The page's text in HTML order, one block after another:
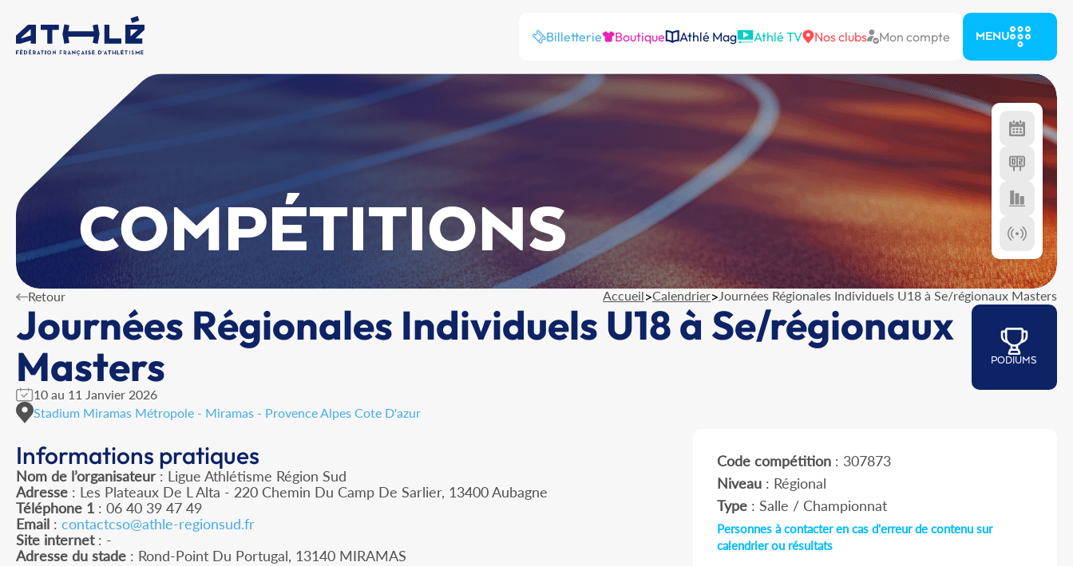
Billetterie Boutique Athlé Mag Athlé TV Nos clubs Mon compte MENU
COMPÉTITIONS
Retour Accueil>Calendrier>Journées Régionales Individuels U18 à Se/régionaux Masters
Journées Régionales Individuels U18 à Se/régionaux
Masters
10 au 11 Janvier 2026
Stadium Miramas Métropole - Miramas - Provence Alpes Cote D'azur
PODIUMS
Informations pratiques
Nom de l’organisateur : Ligue Athlétisme Région Sud
Adresse : Les Plateaux De L Alta - 220 Chemin Du Camp De Sarlier, 13400 Aubagne
Téléphone 1 : 06 40 39 47 49
Email : contactcso@athle-regionsud.fr
Site internet: -
Adresse du stade : Rond-Point Du Portugal, 13140 MIRAMAS
Code compétition: 307873
Niveau: Régional
Type: Salle / Championnat
Personnes à contacter en cas d'erreur de contenu sur
calendrier ou résultats